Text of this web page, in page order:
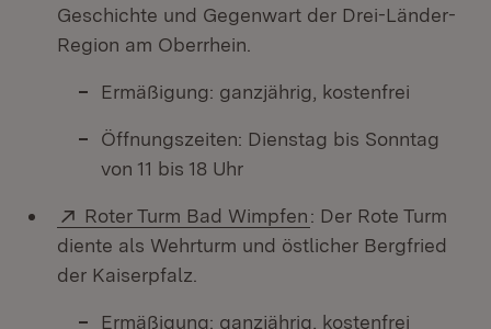
Geschichte und Gegenwart der Drei-Länder-
Region am Oberrhein.
Ermäßigung: ganzjährig, kostenfrei
Öffnungszeiten: Dienstag bis Sonntag
von 11 bis 18 Uhr
Extern:
Roter Turm Bad Wimpfen(Öffnet in neuem
: Der Rote Turm
diente als Wehrturm und östlicher Bergfried
der Kaiserpfalz.
Ermäßigung: ganzjährig, kostenfrei